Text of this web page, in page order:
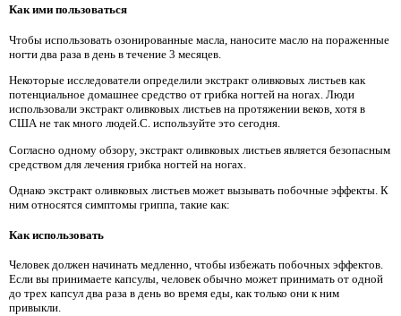
Как ими пользоваться
Чтобы использовать озонированные масла, наносите масло на пораженные
ногти два раза в день в течение 3 месяцев.
Некоторые исследователи определили экстракт оливковых листьев как
потенциальное домашнее средство от грибка ногтей на ногах. Люди
использовали экстракт оливковых листьев на протяжении веков, хотя в
США не так много людей.С. используйте это сегодня.
Согласно одному обзору, экстракт оливковых листьев является безопасным
средством для лечения грибка ногтей на ногах.
Однако экстракт оливковых листьев может вызывать побочные эффекты. К
ним относятся симптомы гриппа, такие как:
Как использовать
Человек должен начинать медленно, чтобы избежать побочных эффектов.
Если вы принимаете капсулы, человек обычно может принимать от одной
до трех капсул два раза в день во время еды, как только они к ним
привыкли.